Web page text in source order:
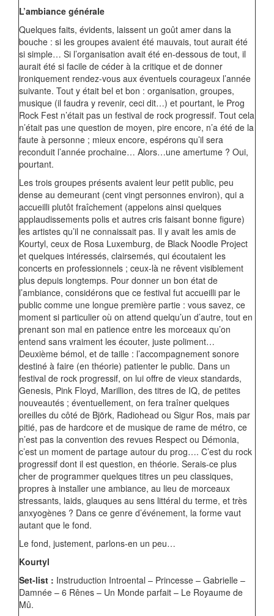
L’ambiance générale
Quelques faits, évidents, laissent un goût amer dans la
bouche : si les groupes avaient été mauvais, tout aurait été
si simple… Si l’organisation avait été en-dessous de tout, il
aurait été si facile de céder à la critique et de donner
ironiquement rendez-vous aux éventuels courageux l’année
suivante. Tout y était bel et bon : organisation, groupes,
musique (il faudra y revenir, ceci dit…) et pourtant, le Prog
Rock Fest n’était pas un festival de rock progressif. Tout cela
n’était pas une question de moyen, pire encore, n’a été de la
faute à personne ; mieux encore, espérons qu’il sera
reconduit l’année prochaine… Alors…une amertume ? Oui,
pourtant.
Les trois groupes présents avaient leur petit public, peu
dense au demeurant (cent vingt personnes environ), qui a
accueilli plutôt fraîchement (appelons ainsi quelques
applaudissements polis et autres cris faisant bonne figure)
les artistes qu’il ne connaissait pas. Il y avait les amis de
Kourtyl, ceux de Rosa Luxemburg, de Black Noodle Project
et quelques intéressés, clairsemés, qui écoutaient les
concerts en professionnels ; ceux-là ne rêvent visiblement
plus depuis longtemps. Pour donner un bon état de
l’ambiance, considérons que ce festival fut accueilli par le
public comme une longue première partie : vous savez, ce
moment si particulier où on attend quelqu’un d’autre, tout en
prenant son mal en patience entre les morceaux qu’on
entend sans vraiment les écouter, juste poliment…
Deuxième bémol, et de taille : l’accompagnement sonore
destiné à faire (en théorie) patienter le public. Dans un
festival de rock progressif, on lui offre de vieux standards,
Genesis, Pink Floyd, Marillion, des titres de IQ, de petites
nouveautés ; éventuellement, on fera traîner quelques
oreilles du côté de Björk, Radiohead ou Sigur Ros, mais par
pitié, pas de hardcore et de musique de rame de métro, ce
n’est pas la convention des revues Respect ou Démonia,
c’est un moment de partage autour du prog…. C’est du rock
progressif dont il est question, en théorie. Serais-ce plus
cher de programmer quelques titres un peu classiques,
propres à installer une ambiance, au lieu de morceaux
stressants, laids, glauques au sens littéral du terme, et très
anxyogènes ? Dans ce genre d’événement, la forme vaut
autant que le fond.
Le fond, justement, parlons-en un peu…
Kourtyl
Set-list : Instruduction Introental – Princesse – Gabrielle –
Damnée – 6 Rênes – Un Monde parfait – Le Royaume de
Mû.